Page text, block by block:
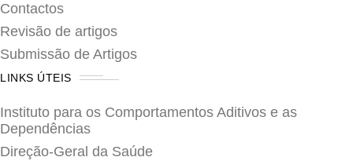
Contactos
Revisão de artigos
Submissão de Artigos
LINKS ÚTEIS
Instituto para os Comportamentos Aditivos e as
Dependências
Direção-Geral da Saúde